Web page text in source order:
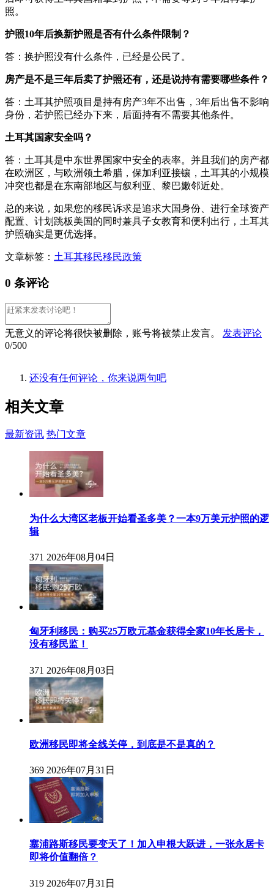
照。
护照10年后换新护照是否有什么条件限制？
答：换护照没有什么条件，已经是公民了。
房产是不是三年后卖了护照还有，还是说持有需要哪些条件？
答：土耳其护照项目是持有房产3年不出售，3年后出售不影响
身份，若护照已经办下来，后面持有不需要其他条件。
土耳其国家安全吗？
答：土耳其是中东世界国家中安全的表率。并且我们的房产都
在欧洲区，与欧洲领土希腊，保加利亚接镶，土耳其的小规模
冲突也都是在东南部地区与叙利亚、黎巴嫩邻近处。
总的来说，如果您的移民诉求是追求大国身份、进行全球资产
配置、计划跳板美国的同时兼具子女教育和便利出行，土耳其
护照确实是更优选择。
文章标签： 土耳其移民移民政策
0 条评论
无意义的评论将很快被删除，账号将被禁止发言。
发表评论
0/500
还没有任何评论，你来说两句吧
相关文章
最新资讯 热门文章
为什么大湾区老板开始看圣多美？一本9万美元护照的逻
辑
371 2026年08月04日
匈牙利移民：购买25万欧元基金获得全家10年长居卡，
没有移民监！
371 2026年08月03日
欧洲移民即将全线关停，到底是不是真的？
369 2026年07月31日
塞浦路斯移民要变天了！加入申根大跃进，一张永居卡
即将价值翻倍？
319 2026年07月31日